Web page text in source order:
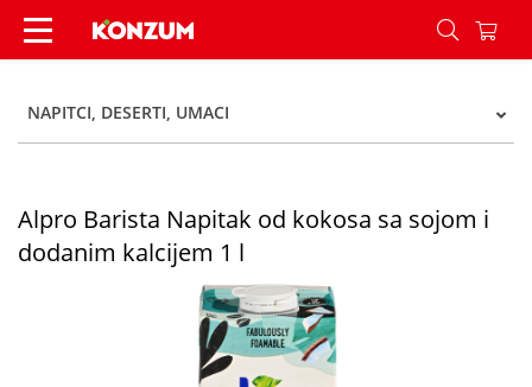
Alpro Barista Napitak od kokosa sa sojom i
NAPITCI, DESERTI, UMACI
Alpro Barista Napitak od kokosa sa sojom i
dodanim kalcijem 1 l